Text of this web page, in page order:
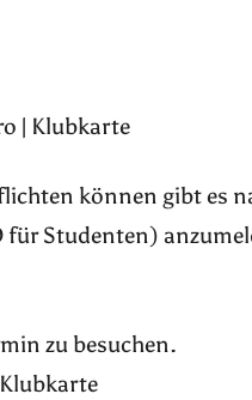
| Klubkarte
können gibt es
für Studenten)
zu besuchen.